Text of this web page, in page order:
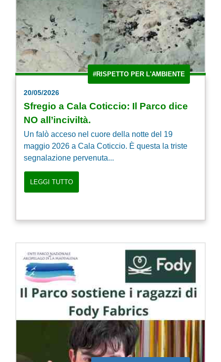
#RISPETTO PER L'AMBIENTE
20/05/2026
Sfregio a Cala Coticcio: Il Parco dice
NO all’inciviltà.
Un falò acceso nel cuore della notte del 19
maggio 2026 a Cala Coticcio. È questa la triste
segnalazione pervenuta...
LEGGI TUTTO